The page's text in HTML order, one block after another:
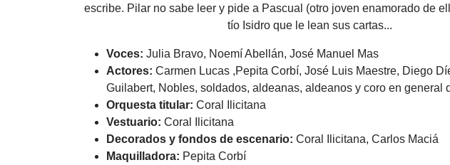
escribe. Pilar no sabe leer y pide a Pascual (otro joven enamorado de
tío Isidro que le lean sus cartas...
Voces: Julia Bravo, Noemí Abellán, José Manuel Mas
Actores: Carmen Lucas ,Pepita Corbí, José Luis Maestre, Diego
Guilabert, Nobles, soldados, aldeanas, aldeanos y coro en general
Orquesta titular: Coral Ilicitana
Vestuario: Coral Ilicitana
Decorados y fondos de escenario: Coral Ilicitana, Carlos Maciá
Maquilladora: Pepita Corbí